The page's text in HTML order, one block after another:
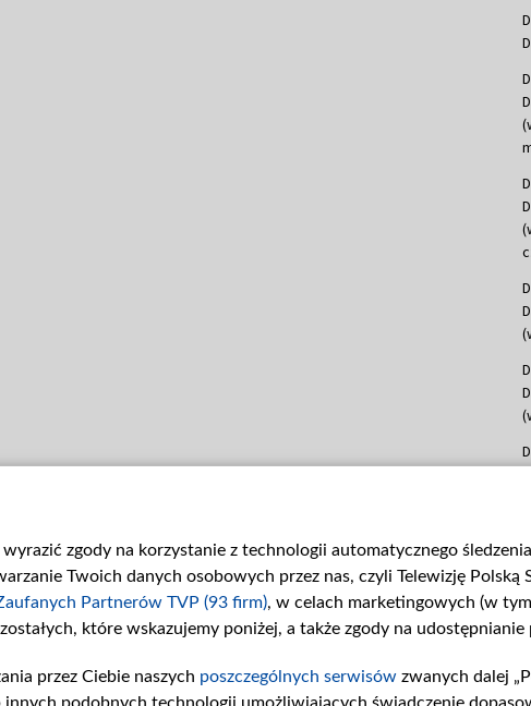
zgody na korzystanie z technologii automatycznego
Twoich danych osobowych przez nas, czyli Telewizję Polską
Partnerów TVP (93 firm), w celach marketingowych (w
które wskazujemy poniżej, a także zgody na
przez Ciebie naszych poszczególnych serwisów zwanych dalej